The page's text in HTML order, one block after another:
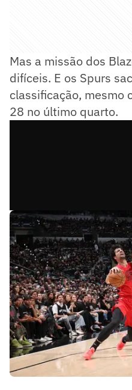
Mas a missão dos
difíceis. E os Spurs
classificação, mesmo
28 no último quarto.